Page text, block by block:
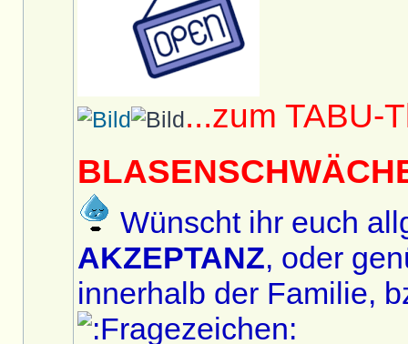
...zum TABU-
Wünscht ihr euch
AKZEPTANZ, oder
innerhalb der Familie,